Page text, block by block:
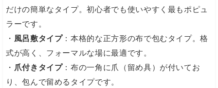
だけの簡単なタイプ。初心者でも使いやすく最もポピュ
ラーです。
・ 風呂敷タイプ：本格的な正方形の布で包むタイプ。格
式が高く、フォーマルな場に最適です。
・ 爪付きタイプ：布の一角に爪（留め具）が付いてお
り、包んで留めるタイプです。